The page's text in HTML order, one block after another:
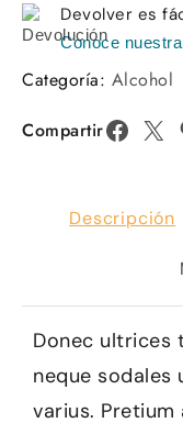
Devolver es
Conoce
Categoría: Alcohol
Compartir
Descripción
Donec ultrices
neque sodales
varius. Pretium